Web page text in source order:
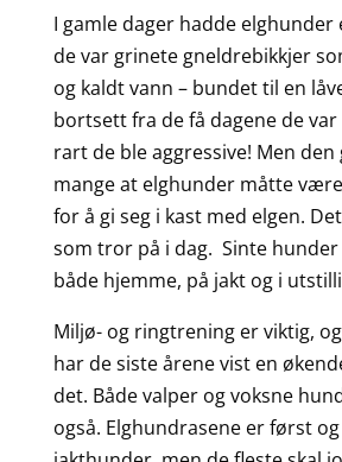
I gamle dager hadde elghunder
de var grinete gneldrebikkjer
og kaldt vann – bundet til en
bortsett fra de få dagene de var
rart de ble aggressive! Men
mange at elghunder måtte
for å gi seg i kast med elgen.
som tror på i dag. Sinte
både hjemme, på jakt og i
Miljø- og ringtrening er viktig,
har de siste årene vist en
det. Både valper og voksne
også. Elghundrasene er først